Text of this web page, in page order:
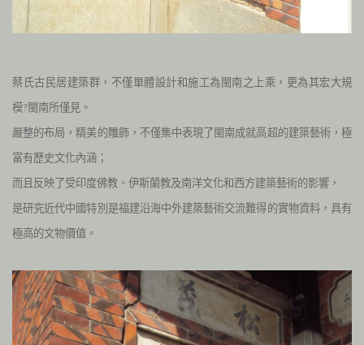
蔡氏古民居建築群，不僅單體設計和施工為閩南之上乘，更為其宏大規
模? 閩南所僅見。
嚴整的布局，精美的雕飾，不僅集中表現了閩南成就高超的建築藝術，極
富有歷史文化內涵；
而且反映了受印度佛教、伊斯蘭教及南洋文化和西方建築藝術的影響，
是研究近代中國特別是福建沿海中外建築藝術交流難得的實物資料，具有
極高的文物價值。